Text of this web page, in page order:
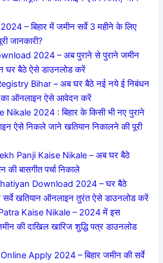
– बिहार में जमीन सर्वे 3 महीने के लिए
जानकारी?
2024 – अब पुराने से पुराने जमीन
घर बैठे ऐसे डाउनलोड करें
Bihar – अब घर बैठे नई नये ई निबंधन
का ऑनलाइन ऐसे आवेदन करें
2024 : बिहार के किसी भी नए पुराने
ऐसे निकले जाने खतियान निकालने की पूरी
Panji Kaise Nikale – अब घर बैठे
बासगीत पर्चा निकाले
Download 2024 – घर बैठे
खतियान ऑनलाइन तुरंत ऐसे डाउनलोड करें
Kaise Nikale – 2024 में इस
की दाखिल खारिज शुद्धि पत्र डाउनलोड
Apply 2024 – बिहार जमीन की सर्वे